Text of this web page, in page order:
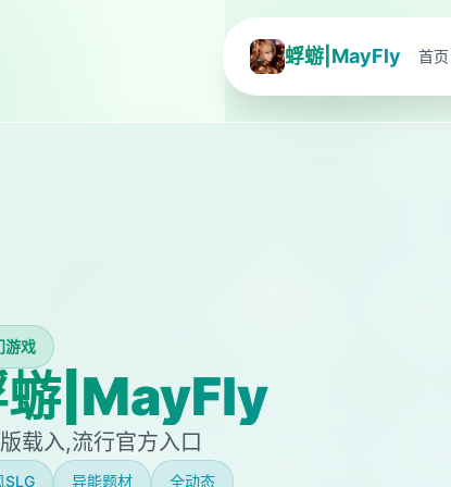
蜉蝣|MayFly 首页
游戏
蝣|MayFly
载入,流行官方入口
SLG 异能题材 全动态